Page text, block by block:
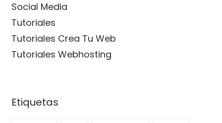
Social Media
Tutoriales
Tutoriales Crea Tu Web
Tutoriales Webhosting
Etiquetas